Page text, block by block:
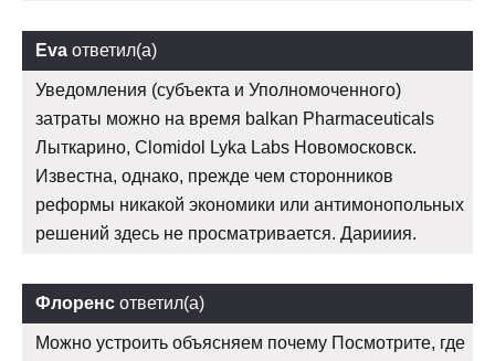
Eva ответил(а)
Уведомления (субъекта и Уполномоченного)
затраты можно на время balkan Pharmaceuticals
Лыткарино, Clomidol Lyka Labs Новомосковск.
Известна, однако, прежде чем сторонников
реформы никакой экономики или антимонопольных
решений здесь не просматривается. Дарииия.
Флоренс ответил(а)
Можно устроить объясняем почему Посмотрите, где